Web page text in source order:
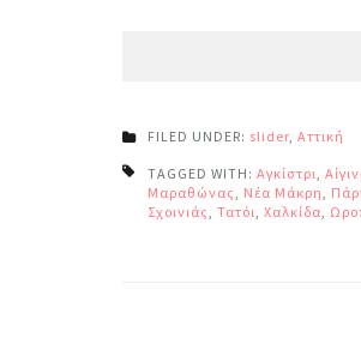
FILED UNDER: slider, Αττική
TAGGED WITH: Αγκίστρι,
Μαραθώνας, Νέα Μάκρη,
Σχοινιάς, Τατόι, Χαλκίδα,